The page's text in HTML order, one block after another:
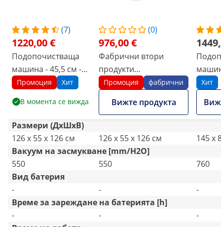
(7)
1220,00 €
Подопочистваща
машина - 45,5 см -
1,450 м²/ч
Промоция Хит
В момента се вижда
(0)
976,00 €
Фабрични втори
продукти
Подопочистваща
машина - 45,5 см -
1,450 м²/ч
Промоция
фабрични
дефекти
Вижте продукта
600
Хит
Размери (ДxШxВ)
126 x 55 x 126 см
126 x 55 x 126 см
145 x
Вакуум на засмукване [mm/H2O]
550
550
760
Вид батерия
-
-
-
Време за зареждане на батерията [h]
-
-
-